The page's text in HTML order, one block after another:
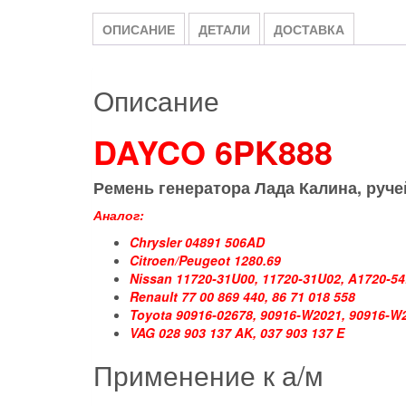
ОПИСАНИЕ ДЕТАЛИ ДОСТАВКА
Описание
DAYCO 6PK888
Ремень генератораЛада Калина,
Аналог:
Chrysler 04891 506AD
Citroen/Peugeot 1280.69
Nissan 11720-31U00, 11720-31U02, A1720-
Renault 77 00 869 440, 86 71 018 558
Toyota 90916-02678, 90916-W2021, 90916-
VAG 028 903 137 AK, 037 903 137 E
Применение к а/м